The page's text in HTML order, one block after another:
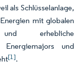
als Schlüsselanlage,
mit globalen
erhebliche
Energiemajors und
[1].